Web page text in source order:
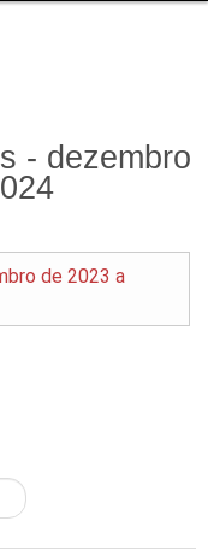
- dezembro
de 2023 a